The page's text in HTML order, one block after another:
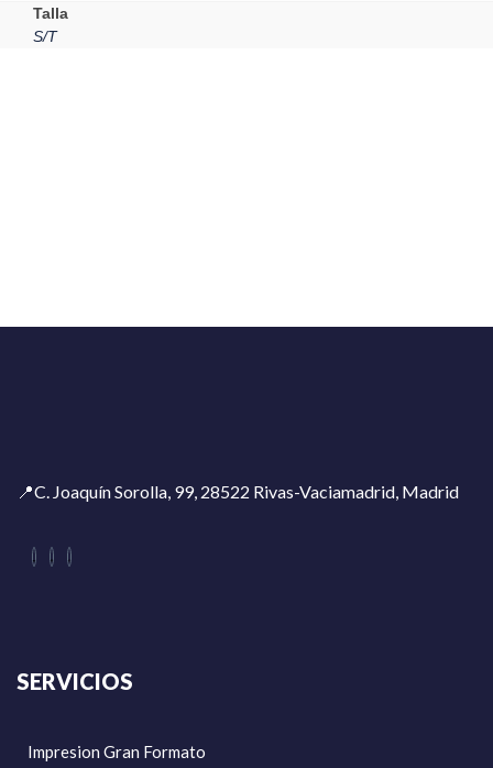
Talla
S/T
📍C. Joaquín Sorolla, 99, 28522 Rivas-Vaciamadrid, Madrid
SERVICIOS
Impresion Gran Formato